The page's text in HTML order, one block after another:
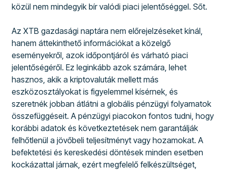
közül nem mindegyik bír valódi piaci jelentőséggel. Sőt.
Az XTB gazdasági naptára nem előrejelzéseket kínál,
hanem áttekinthető információkat a közelgő
eseményekről, azok időpontjáról és várható piaci
jelentőségéről. Ez leginkább azok számára, lehet
hasznos, akik a kriptovaluták mellett más
eszközosztályokat is figyelemmel kísérnek, és
szeretnék jobban átlátni a globális pénzügyi folyamatok
összefüggéseit. A pénzügyi piacokon fontos tudni, hogy
korábbi adatok és következtetések nem garantálják
felhőtlenül a jövőbeli teljesítményt vagy hozamokat. A
befektetési és kereskedési döntések minden esetben
kockázattal járnak, ezért megfelelő felkészültséget,